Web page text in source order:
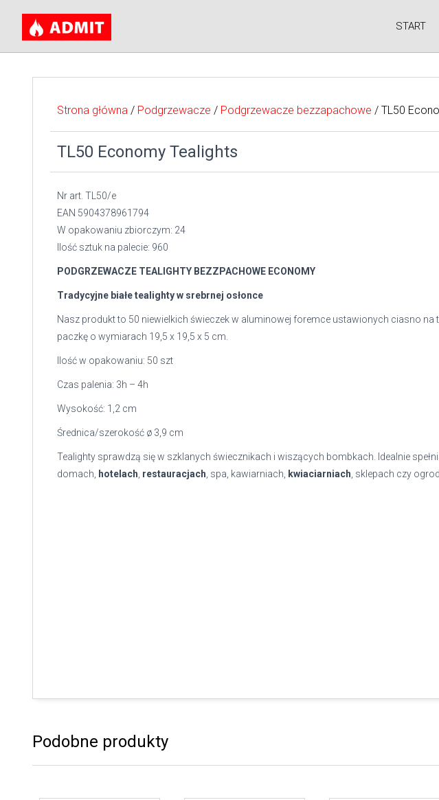
START
Strona główna / Podgrzewacze / Podgrzewacze bezzapachowe / TL50
TL50 Economy Tealights
Nr art. TL50/e
EAN 5904378961794
W opakowaniu zbiorczym: 24
Ilość sztuk na palecie: 960
PODGRZEWACZE TEALIGHTY BEZZPACHOWE ECONOMY
Tradycyjne białe tealighty w srebrnej osłonce
Nasz produkt to 50 niewielkich świeczek w aluminowej foremce ustawionych ciasno
paczkę o wymiarach 19,5 x 19,5 x 5 cm.
Ilość w opakowaniu: 50 szt
Czas palenia: 3h – 4h
Wysokość: 1,2 cm
Średnica/szerokość ø 3,9 cm
Tealighty sprawdzą się w szklanych świecznikach i wiszących bombkach. Idealnie
domach,
hotelach restauracjach , spa, kawiarniach, kwiaciarniach , sklepach czy
Podobne produkty